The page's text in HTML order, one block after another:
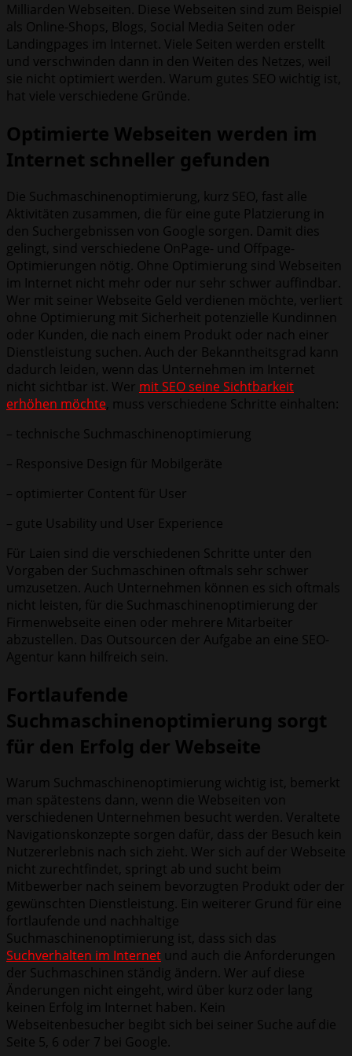
Milliarden Webseiten. Diese Webseiten sind zum Beispiel
als Online-Shops, Blogs, Social Media Seiten oder
Landingpages im Internet. Viele Seiten werden erstellt
und verschwinden dann in den Weiten des Netzes, weil
sie nicht optimiert werden. Warum gutes SEO wichtig ist,
hat viele verschiedene Gründe.
Optimierte Webseiten werden im
Internet schneller gefunden
Die Suchmaschinenoptimierung, kurz SEO, fast alle
Aktivitäten zusammen, die für eine gute Platzierung in
den Suchergebnissen von Google sorgen. Damit dies
gelingt, sind verschiedene OnPage- und Offpage-
Optimierungen nötig. Ohne Optimierung sind Webseiten
im Internet nicht mehr oder nur sehr schwer auffindbar.
Wer mit seiner Webseite Geld verdienen möchte, verliert
ohne Optimierung mit Sicherheit potenzielle Kundinnen
oder Kunden, die nach einem Produkt oder nach einer
Dienstleistung suchen. Auch der Bekanntheitsgrad kann
dadurch leiden, wenn das Unternehmen im Internet
nicht sichtbar ist. Wer mit SEO seine Sichtbarkeit
erhöhen möchte, muss verschiedene Schritte einhalten:
– technische Suchmaschinenoptimierung
– Responsive Design für Mobilgeräte
– optimierter Content für User
– gute Usability und User Experience
Für Laien sind die verschiedenen Schritte unter den
Vorgaben der Suchmaschinen oftmals sehr schwer
umzusetzen. Auch Unternehmen können es sich oftmals
nicht leisten, für die Suchmaschinenoptimierung der
Firmenwebseite einen oder mehrere Mitarbeiter
abzustellen. Das Outsourcen der Aufgabe an eine SEO-
Agentur kann hilfreich sein.
Fortlaufende
Suchmaschinenoptimierung sorgt
für den Erfolg der Webseite
Warum Suchmaschinenoptimierung wichtig ist, bemerkt
man spätestens dann, wenn die Webseiten von
verschiedenen Unternehmen besucht werden. Veraltete
Navigationskonzepte sorgen dafür, dass der Besuch kein
Nutzererlebnis nach sich zieht. Wer sich auf der Webseite
nicht zurechtfindet, springt ab und sucht beim
Mitbewerber nach seinem bevorzugten Produkt oder der
gewünschten Dienstleistung. Ein weiterer Grund für eine
fortlaufende und nachhaltige
Suchmaschinenoptimierung ist, dass sich das
Suchverhalten im Internet und auch die Anforderungen
der Suchmaschinen ständig ändern. Wer auf diese
Änderungen nicht eingeht, wird über kurz oder lang
keinen Erfolg im Internet haben. Kein
Webseitenbesucher begibt sich bei seiner Suche auf die
Seite 5, 6 oder 7 bei Google.